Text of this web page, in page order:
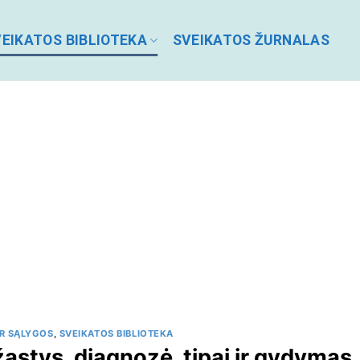
BIBLIOTEKA SVEIKATOS ŽURNALAS
SĄLYGOS, SVEIKATOS BIBLIOTEKA